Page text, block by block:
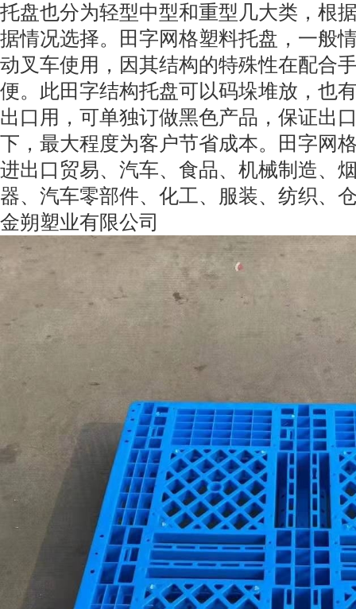
托盘也分为轻型中型和重型几大类，根
据情况选择。田字网格塑料托盘，一般
动叉车使用，因其结构的特殊性在配合
便。此田字结构托盘可以码垛堆放，也
出口用，可单独订做黑色产品，保证出
下，最大程度为客户节省成本。田字网
进出口贸易、汽车、食品、机械制造、
器、汽车零部件、化工、服装、纺织、
金朔塑业有限公司